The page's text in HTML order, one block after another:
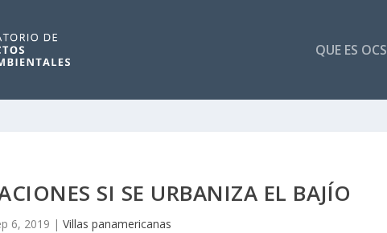
QUE ES
SI SE URBANIZA EL BAJÍO
6, 2019 |Villas panamericanas